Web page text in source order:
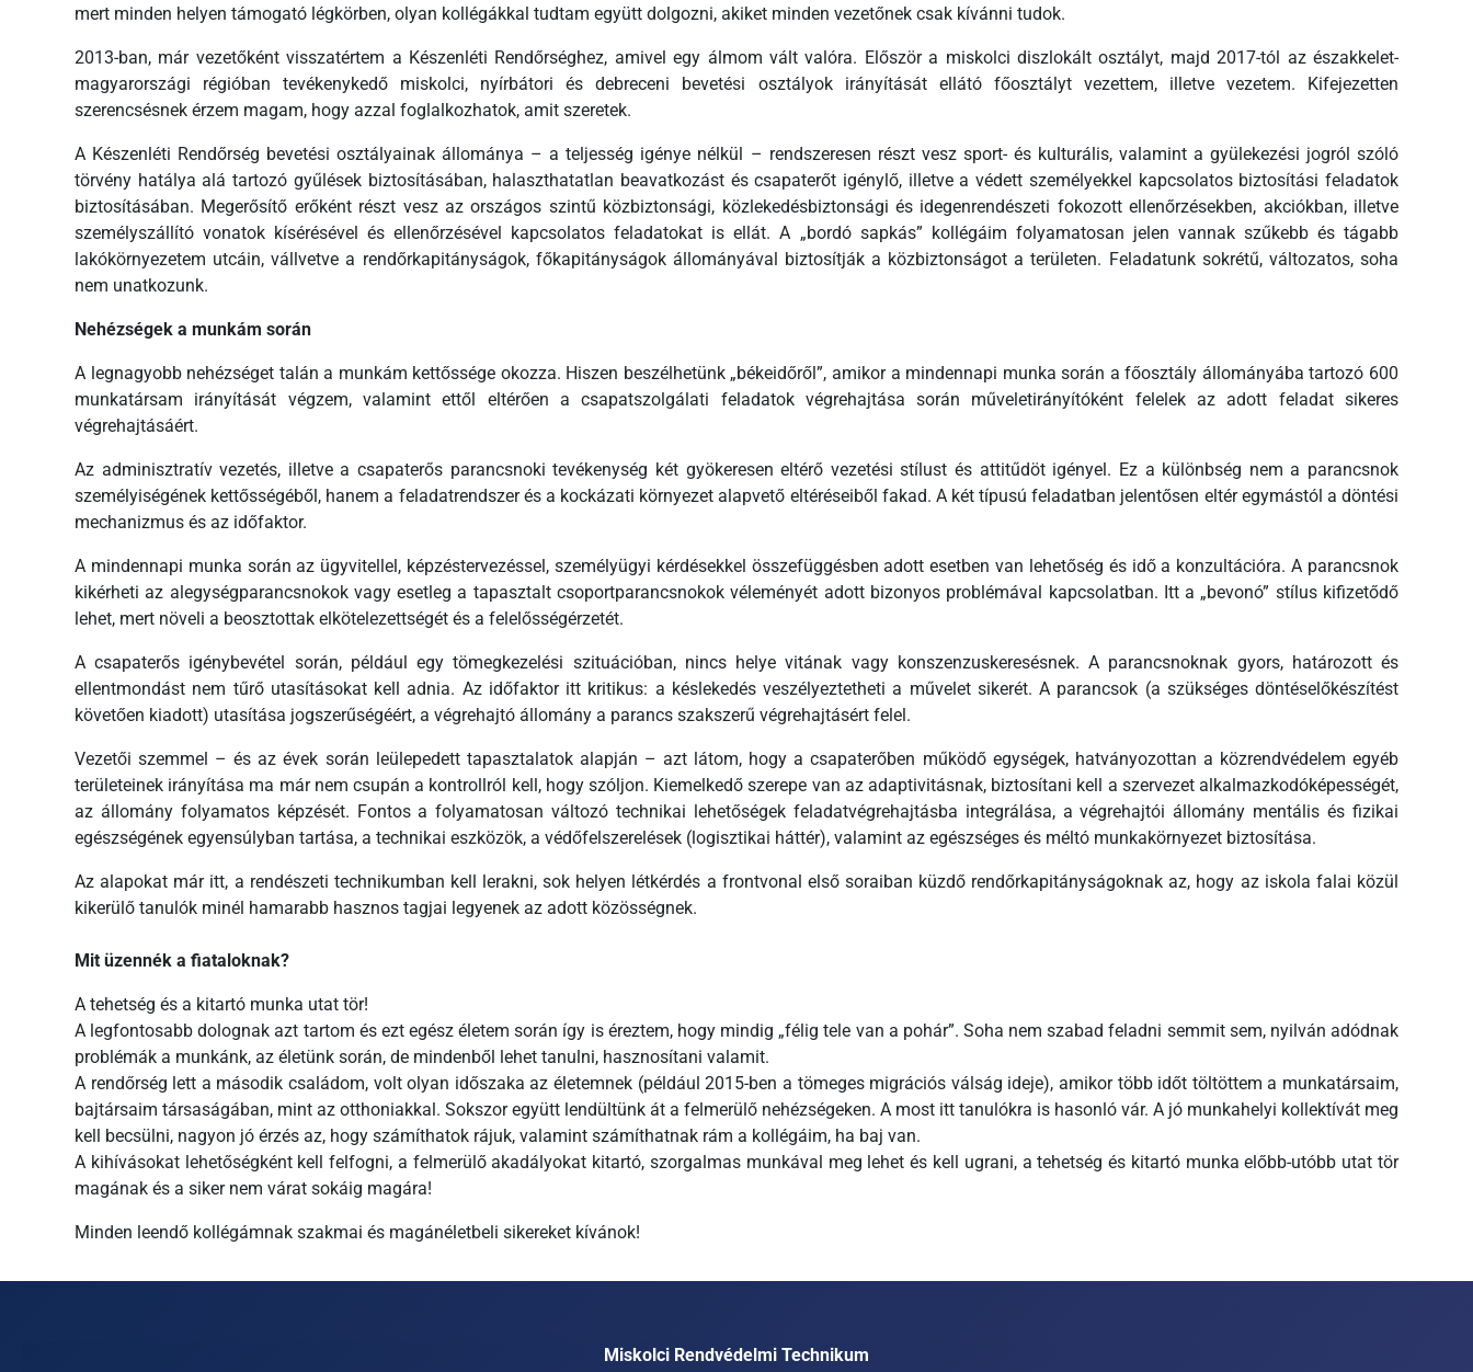
mert minden helyen támogató légkörben, olyan kollégákkal tudtam együtt dolgozni, akiket minden vezetőnek csak kívánni tudok.
2013-ban, már vezetőként visszatértem a Készenléti Rendőrséghez, amivel egy álmom vált valóra. Először a miskolci diszlokált osztályt, majd 2017-tól az északkelet-
magyarországi régióban tevékenykedő miskolci, nyírbátori és debreceni bevetési osztályok irányítását ellátó főosztályt vezettem, illetve vezetem. Kifejezetten
szerencsésnek érzem magam, hogy azzal foglalkozhatok, amit szeretek.
A Készenléti Rendőrség bevetési osztályainak állománya – a teljesség igénye nélkül – rendszeresen részt vesz sport- és kulturális, valamint a gyülekezési jogról szóló
törvény hatálya alá tartozó gyűlések biztosításában, halaszthatatlan beavatkozást és csapaterőt igénylő, illetve a védett személyekkel kapcsolatos biztosítási feladatok
biztosításában. Megerősítő erőként részt vesz az országos szintű közbiztonsági, közlekedésbiztonsági és idegenrendészeti fokozott ellenőrzésekben, akciókban, illetve
személyszállító vonatok kísérésével és ellenőrzésével kapcsolatos feladatokat is ellát. A „bordó sapkás” kollégáim folyamatosan jelen vannak szűkebb és tágabb
lakókörnyezetem utcáin, vállvetve a rendőrkapitányságok, főkapitányságok állományával biztosítják a közbiztonságot a területen. Feladatunk sokrétű, változatos, soha
nem unatkozunk.
Nehézségek a munkám során
A legnagyobb nehézséget talán a munkám kettőssége okozza. Hiszen beszélhetünk „békeidőről”, amikor a mindennapi munka során a főosztály állományába tartozó 600
munkatársam irányítását végzem, valamint ettől eltérően a csapatszolgálati feladatok végrehajtása során műveletirányítóként felelek az adott feladat sikeres
végrehajtásáért.
Az adminisztratív vezetés, illetve a csapaterős parancsnoki tevékenység két gyökeresen eltérő vezetési stílust és attitűdöt igényel. Ez a különbség nem a parancsnok
személyiségének kettősségéből, hanem a feladatrendszer és a kockázati környezet alapvető eltéréseiből fakad. A két típusú feladatban jelentősen eltér egymástól a döntési
mechanizmus és az időfaktor.
A mindennapi munka során az ügyvitellel, képzéstervezéssel, személyügyi kérdésekkel összefüggésben adott esetben van lehetőség és idő a konzultációra. A parancsnok
kikérheti az alegységparancsnokok vagy esetleg a tapasztalt csoportparancsnokok véleményét adott bizonyos problémával kapcsolatban. Itt a „bevonó” stílus kifizetődő
lehet, mert növeli a beosztottak elkötelezettségét és a felelősségérzetét.
A csapaterős igénybevétel során, például egy tömegkezelési szituációban, nincs helye vitának vagy konszenzuskeresésnek. A parancsnoknak gyors, határozott és
ellentmondást nem tűrő utasításokat kell adnia. Az időfaktor itt kritikus: a késlekedés veszélyeztetheti a művelet sikerét. A parancsok (a szükséges döntéselőkészítést
követően kiadott) utasítása jogszerűségéért, a végrehajtó állomány a parancs szakszerű végrehajtásért felel.
Vezetői szemmel – és az évek során leülepedett tapasztalatok alapján – azt látom, hogy a csapaterőben működő egységek, hatványozottan a közrendvédelem egyéb
területeinek irányítása ma már nem csupán a kontrollról kell, hogy szóljon. Kiemelkedő szerepe van az adaptivitásnak, biztosítani kell a szervezet alkalmazkodóképességét,
az állomány folyamatos képzését. Fontos a folyamatosan változó technikai lehetőségek feladatvégrehajtásba integrálása, a végrehajtói állomány mentális és fizikai
egészségének egyensúlyban tartása, a technikai eszközök, a védőfelszerelések (logisztikai háttér), valamint az egészséges és méltó munkakörnyezet biztosítása.
Az alapokat már itt, a rendészeti technikumban kell lerakni, sok helyen létkérdés a frontvonal első soraiban küzdő rendőrkapitányságoknak az, hogy az iskola falai közül
kikerülő tanulók minél hamarabb hasznos tagjai legyenek az adott közösségnek.
Mit üzennék a fiataloknak?
A tehetség és a kitartó munka utat tör!
A legfontosabb dolognak azt tartom és ezt egész életem során így is éreztem, hogy mindig „félig tele van a pohár”. Soha nem szabad feladni semmit sem, nyilván adódnak
problémák a munkánk, az életünk során, de mindenből lehet tanulni, hasznosítani valamit.
A rendőrség lett a második családom, volt olyan időszaka az életemnek (például 2015-ben a tömeges migrációs válság ideje), amikor több időt töltöttem a munkatársaim,
bajtársaim társaságában, mint az otthoniakkal. Sokszor együtt lendültünk át a felmerülő nehézségeken. A most itt tanulókra is hasonló vár. A jó munkahelyi kollektívát meg
kell becsülni, nagyon jó érzés az, hogy számíthatok rájuk, valamint számíthatnak rám a kollégáim, ha baj van.
A kihívásokat lehetőségként kell felfogni, a felmerülő akadályokat kitartó, szorgalmas munkával meg lehet és kell ugrani, a tehetség és kitartó munka előbb-utóbb utat tör
magának és a siker nem várat sokáig magára!
Minden leendő kollégámnak szakmai és magánéletbeli sikereket kívánok!
Miskolci Rendvédelmi Technikum